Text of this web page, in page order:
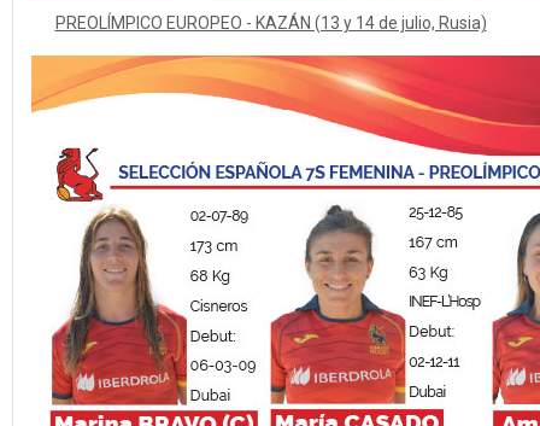
PREOLÍMPICO EUROPEO - KAZÁN (13 y 14 de julio, Rusia)